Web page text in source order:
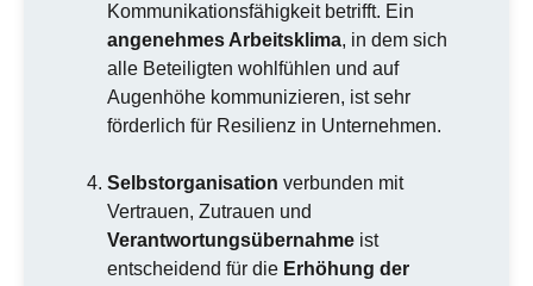
Kommunikationsfähigkeit betrifft. Ein
angenehmes Arbeitsklima, in dem sich
alle Beteiligten wohlfühlen und auf
Augenhöhe kommunizieren, ist sehr
förderlich für Resilienz in Unternehmen.
Selbstorganisation verbunden mit
Vertrauen, Zutrauen und
Verantwortungsübernahme ist
entscheidend für die Erhöhung der